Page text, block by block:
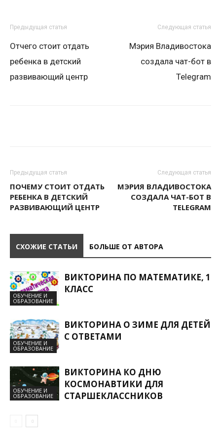
Предыдущая статья
Отчего стоит отдать
ребенка в детский
развивающий центр
Следующая статья
Мэрия Владивостока
создала чат-бот в
Telegram
Предыдущая статья
ПОЧЕМУ СТОИТ ОТДАТЬ
РЕБЕНКА В ДЕТСКИЙ
РАЗВИВАЮЩИЙ ЦЕНТР
Следующая статья
МЭРИЯ ВЛАДИВОСТОКА
СОЗДАЛА ЧАТ-БОТ В
TELEGRAM
СХОЖИЕ СТАТЬИ БОЛЬШЕ ОТ АВТОРА
ОБУЧЕНИЕ И
ОБРАЗОВАНИЕ
ВИКТОРИНА ПО МАТЕМАТИКЕ, 1
КЛАСС
ОБУЧЕНИЕ И
ОБРАЗОВАНИЕ
ВИКТОРИНА О ЗИМЕ ДЛЯ ДЕТЕЙ
С ОТВЕТАМИ
ОБУЧЕНИЕ И
ОБРАЗОВАНИЕ
ВИКТОРИНА КО ДНЮ
КОСМОНАВТИКИ ДЛЯ
СТАРШЕКЛАССНИКОВ